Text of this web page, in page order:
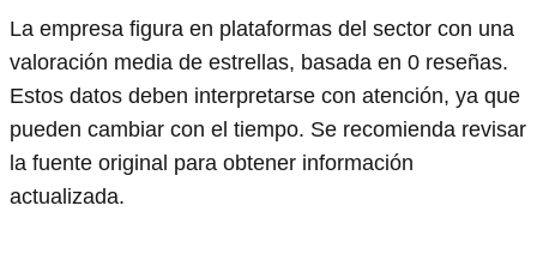
La empresa figura en plataformas del sector con una
valoración media de estrellas, basada en 0 reseñas.
Estos datos deben interpretarse con atención, ya que
pueden cambiar con el tiempo. Se recomienda revisar
la fuente original para obtener información
actualizada.